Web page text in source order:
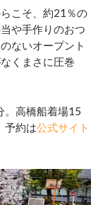
こそ、約21％の
や手作りのおつ
ないオープント
くまさに圧巻
高橋船着場15
予約は公式サイト